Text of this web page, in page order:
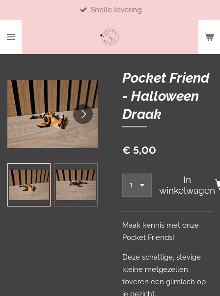
naar
Snelle levering
Pocket Friend
- Halloween
Draak
€ 5,00
In
winkelwagen
Maak kennis met onze
Pocket Friends!
Deze schattige, stevige
kleine metgezellen
toveren een glimlach op
je gezicht.